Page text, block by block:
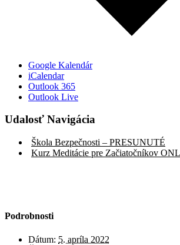
Google Kalendár
iCalendar
Outlook 365
Outlook Live
Udalosť Navigácia
Škola Bezpečnosti – PRESUNUTÉ
Kurz Meditácie pre Začiatočníkov
Podrobnosti
Dátum: 5. apríla 2022